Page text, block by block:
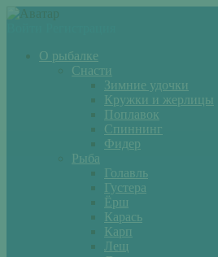
О рыбалке
Снасти
Зимние удочки
Кружки и жерлицы
Поплавок
Спиннинг
Фидер
Рыба
Голавль
Густера
Ёрш
Карась
Карп
Лещ